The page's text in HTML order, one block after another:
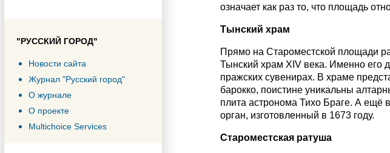
"РУССКИЙ ГОРОД"
Новости сайта
Журнал "Русский город"
О журнале
О проекте
Multichoice Services
означает как раз то, что площадь
Тынский храм
Прямо на Староместской площади
Тынский храм ХIV века. Именно его
пражских сувенирах. В храме
барокко, поистине уникальны
плита астронома Тихо Браге. А ещё
орган, изготовленный в 1673 году.
Староместская ратуша